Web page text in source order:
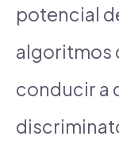
potencial
algoritmos
conducir a